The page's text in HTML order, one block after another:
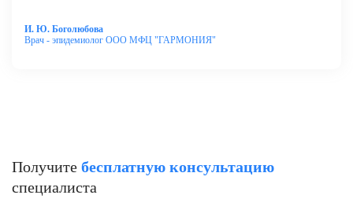
И. Ю. Боголюбова
Врач - эпидемиолог ООО МФЦ "ГАРМОНИЯ"
Получите бесплатную консультацию
специалиста